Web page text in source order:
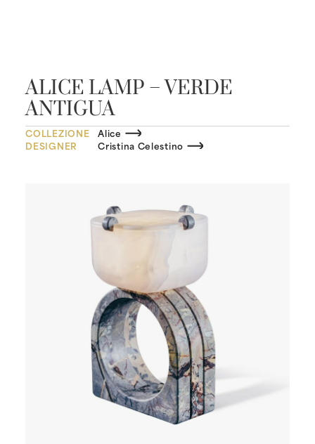
ALICE LAMP – VERDE
ANTIGUA
COLLEZIONE
Alice
DESIGNER
Cristina Celestino